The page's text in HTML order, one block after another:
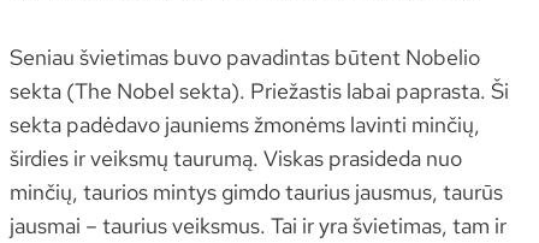
Seniau švietimas buvo pavadintas būtent Nobelio
sekta (The Nobel sekta). Priežastis labai paprasta. Ši
sekta padėdavo jauniems žmonėms lavinti minčių,
širdies ir veiksmų taurumą. Viskas prasideda nuo
minčių, taurios mintys gimdo taurius jausmus, taurūs
jausmai – taurius veiksmus. Tai ir yra švietimas, tam ir